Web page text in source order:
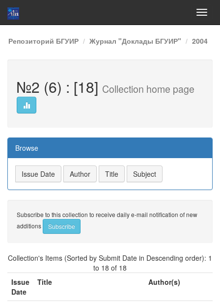
Skip
navigation
Репозиторий БГУИР Журнал "Доклады БГУИР" 2004
№2 (6) : [18] Collection home page
Browse
Subscribe to this collection to receive daily e-mail notification of new
additions
Collection's Items (Sorted by Submit Date in Descending order): 1
to 18 of 18
Issue
Date
Title Author(s)